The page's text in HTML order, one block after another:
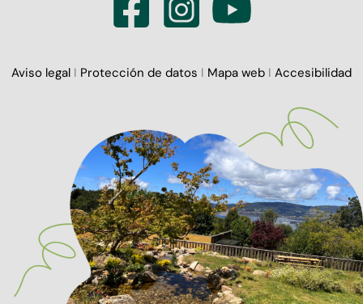
Aviso legal I Protección de datos I Mapa web I Accesibilidad